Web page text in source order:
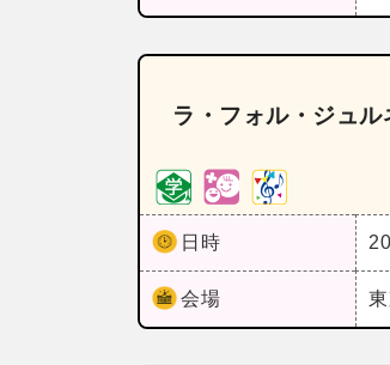
ラ・フォル・ジュ
日時
会場